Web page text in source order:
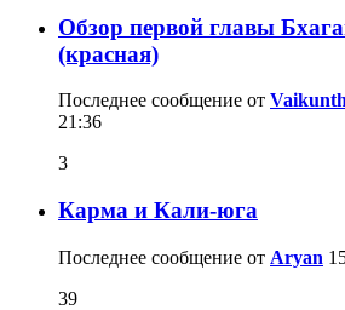
Обзор первой главы
(красная)
Последнее сообщение от
21:36
3
Карма и Кали-юга
Последнее сообщение от Aryan
39